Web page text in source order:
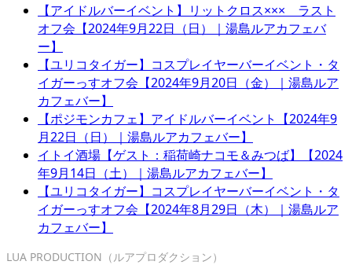
【アイドルバーイベント】リットクロス××× ラスト
オフ会【2024年9月22日（日）｜湯島ルアカフェバ
ー】
【ユリコタイガー】コスプレイヤーバーイベント・タ
イガーっすオフ会【2024年9月20日（金）｜湯島ルア
カフェバー】
【ポジモンカフェ】アイドルバーイベント【2024年9
月22日（日）｜湯島ルアカフェバー】
イトイ酒場【ゲスト：稲荷崎ナコモ＆みつば】【2024
年9月14日（土）｜湯島ルアカフェバー】
【ユリコタイガー】コスプレイヤーバーイベント・タ
イガーっすオフ会【2024年8月29日（木）｜湯島ルア
カフェバー】
LUA PRODUCTION（ルアプロダクション）